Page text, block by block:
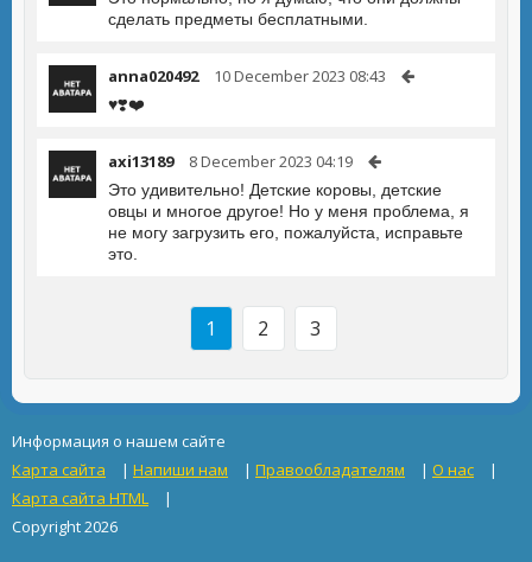
сделать предметы бесплатными.
anna020492 10 December 2023 08:43
♥️❣️❤️
axi13189 8 December 2023 04:19
Это удивительно! Детские коровы, детские
овцы и многое другое! Но у меня проблема, я
не могу загрузить его, пожалуйста, исправьте
это.
1 2 3
Информация о нашем сайте
Карта сайта
| Напиши нам | Правообладателям | О нас
|
Карта сайта HTML
|
Copyright 2026